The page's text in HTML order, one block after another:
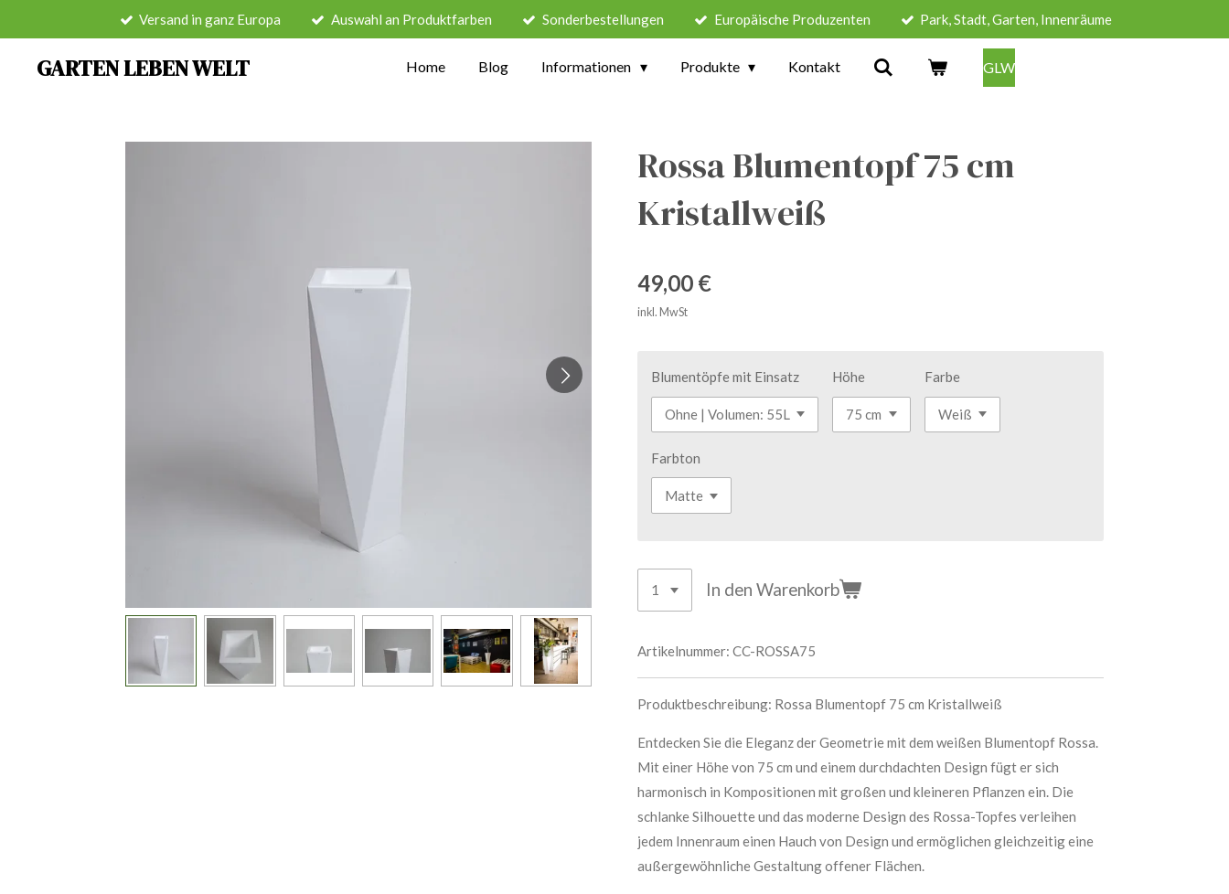
springen
Versand in ganz Europa Auswahl an Produktfarben Sonderbestellungen Europäische Produzenten Park, Stadt, Garten, Innenräume
GARTEN LEBEN WELT Home Blog Informationen Produkte Kontakt GLW
Rossa Blumentopf 75 cm
Kristallweiß
49,00 €
inkl. MwSt
Blumentöpfe mit Einsatz Höhe Farbe
Farbton
In den Warenkorb
Artikelnummer: CC-ROSSA75
Produktbeschreibung: Rossa Blumentopf 75 cm Kristallweiß
Entdecken Sie die Eleganz der Geometrie mit dem weißen Blumentopf Rossa.
Mit einer Höhe von 75 cm und einem durchdachten Design fügt er sich
harmonisch in Kompositionen mit großen und kleineren Pflanzen ein. Die
schlanke Silhouette und das moderne Design des Rossa-Topfes verleihen
jedem Innenraum einen Hauch von Design und ermöglichen gleichzeitig eine
außergewöhnliche Gestaltung offener Flächen.